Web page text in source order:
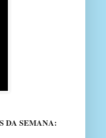
DA SEMANA: